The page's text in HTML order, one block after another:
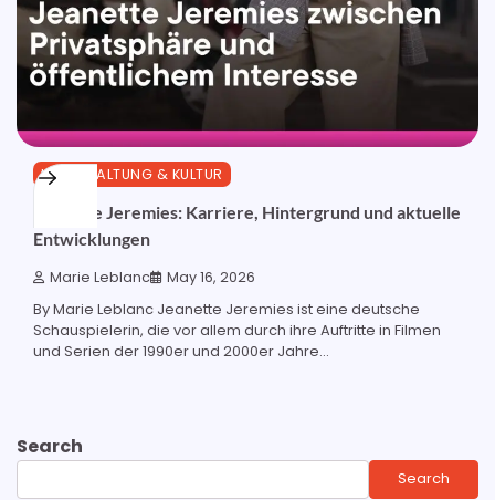
UNTERHALTUNG & KULTUR
Jeanette Jeremies: Karriere, Hintergrund und aktuelle
Entwicklungen
Marie Leblanc May 16, 2026
By Marie Leblanc Jeanette Jeremies ist eine deutsche
Schauspielerin, die vor allem durch ihre Auftritte in Filmen
und Serien der 1990er und 2000er Jahre...
Search
Search